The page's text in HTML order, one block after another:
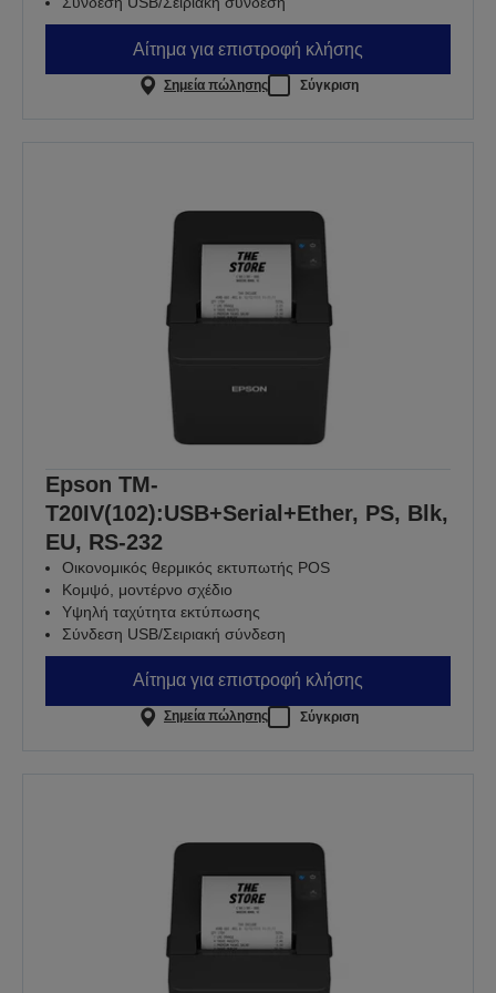
Αίτημα για επιστροφή κλήσης
Σημεία πώλησης Σύγκριση
Epson TM-
T20IV(102):USB+Serial+Ether, PS, Blk,
EU, RS-232
Οικονομικός θερμικός εκτυπωτής POS
Κομψό, μοντέρνο σχέδιο
Υψηλή ταχύτητα εκτύπωσης
Σύνδεση USB/Σειριακή σύνδεση
Αίτημα για επιστροφή κλήσης
Σημεία πώλησης Σύγκριση